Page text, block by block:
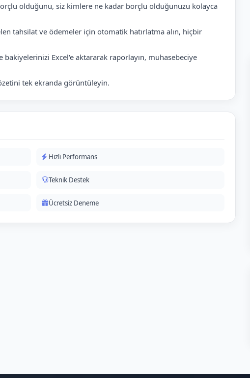
olduğunu, siz kimlere ne kadar borçlu olduğunuzu kolayca
tahsilat ve ödemeler için otomatik hatırlatma alın, hiçbir
Excel'e aktararak raporlayın, muhasebeciye
tek ekranda görüntüleyin.
Hızlı Performans
Teknik Destek
Ücretsiz Deneme